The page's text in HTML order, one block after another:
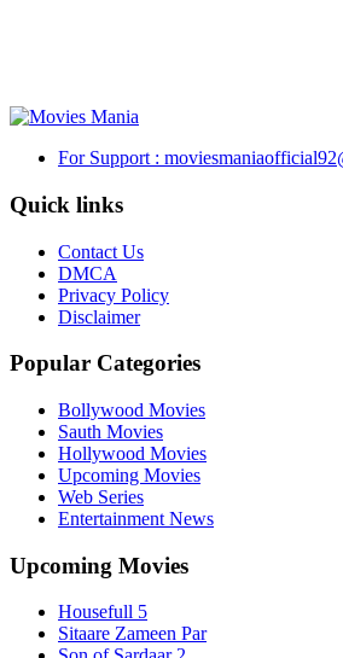
For Support :
Quick links
Contact Us
DMCA
Privacy Policy
Disclaimer
Popular Categories
Bollywood Movies
Sauth Movies
Hollywood Movies
Upcoming Movies
Web Series
Entertainment News
Upcoming Movies
Housefull 5
Sitaare Zameen Par